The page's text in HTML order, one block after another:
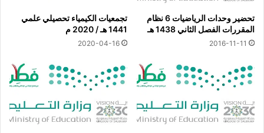
تحضير وحدات الرياضيات 6 نظام
المقررات الفصل الثاني 1438 هـ
2016-11-11
تجمعيات الكيمياء تحصيلي علمي
1441 هـ / 2020 م
2020-04-16